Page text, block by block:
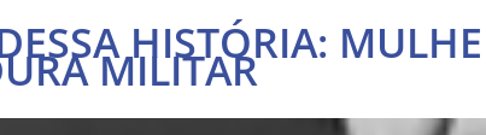
HISTÓRIA:
MILITAR